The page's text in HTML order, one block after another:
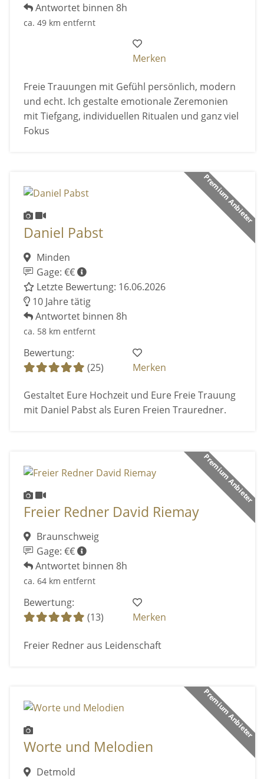
Antwortet binnen 8h
ca. 49 km entfernt
Merken
Freie Trauungen mit Gefühl persönlich, modern
und echt. Ich gestalte emotionale Zeremonien
mit Tiefgang, individuellen Ritualen und ganz viel
Fokus
Premium Anbieter
Daniel Pabst
Minden
Gage: €€
Letzte Bewertung: 16.06.2026
10 Jahre tätig
Antwortet binnen 8h
ca. 58 km entfernt
Bewertung:
(25)
Merken
Gestaltet Eure Hochzeit und Eure Freie Trauung
mit Daniel Pabst als Euren Freien Trauredner.
Premium Anbieter
Freier Redner David Riemay
Braunschweig
Gage: €€
Antwortet binnen 8h
ca. 64 km entfernt
Bewertung:
(13)
Merken
Freier Redner aus Leidenschaft
Premium Anbieter
Worte und Melodien
Detmold